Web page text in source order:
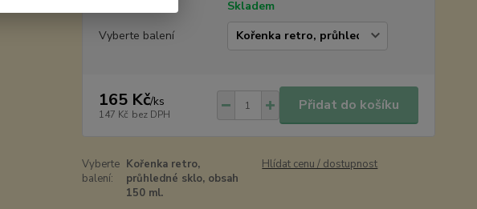
Skladem
Vyberte balení
165 Kč/ks
147 Kč bez DPH
Přidat do košíku
Vyberte
balení:
Kořenka retro,
průhledné sklo, obsah
150 ml.
Hlídat cenu / dostupnost